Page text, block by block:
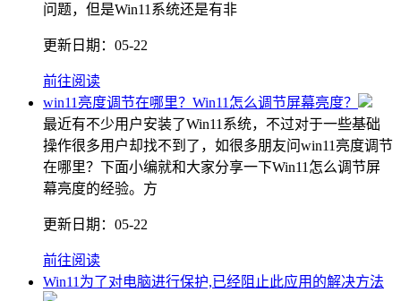
问题，但是Win11系统还是有非
更新日期： 05-22
前往阅读
win11亮度调节在哪里？Win11怎么调节屏幕亮度？
最近有不少用户安装了Win11系统，不过对于一些基础
操作很多用户却找不到了，如很多朋友问win11亮度调节
在哪里？下面小编就和大家分享一下Win11怎么调节屏
幕亮度的经验。方
更新日期： 05-22
前往阅读
Win11为了对电脑进行保护,已经阻止此应用的解决方法